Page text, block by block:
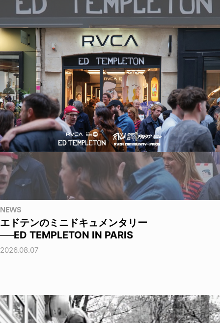
NEWS
エドテンのミニドキュメンタリー
──ED TEMPLETON IN PARIS
2026.08.07